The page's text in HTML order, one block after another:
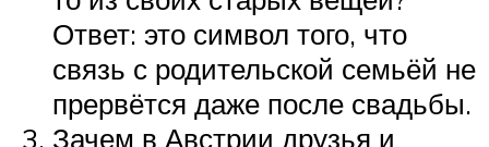
Ответ: это символ того, что
связь с родительской семьёй не
прервётся даже после свадьбы.
Зачем в Австрии друзья и